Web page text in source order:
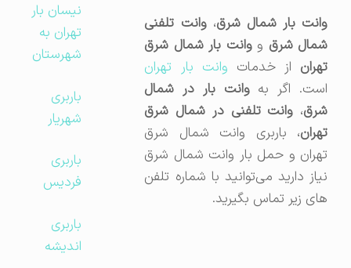
وانت بار شمال شرق،وانت تلفنی
شمال شرقووانت بار شمال شرق
تهراناز خدماتوانت بار تهران
است. اگر به وانت بار در شمال
شرق،وانت تلفنی در شمال شرق
تهران، باربری وانت شمال شرق
تهران و حمل بار وانت شمال شرق
نیاز دارید می‌توانید با شماره تلفن
های زیر تماس بگیرید.
نیسان بار
تهران به
شهرستان
باربری
شهریار
باربری
فردیس
باربری
اندیشه